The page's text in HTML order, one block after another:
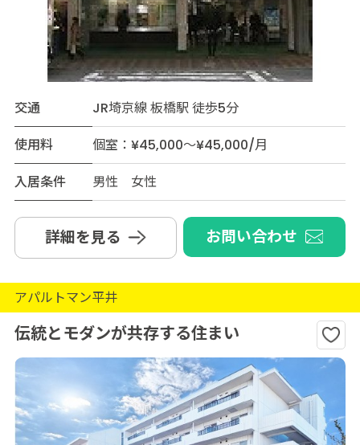
交通
JR埼京線 板橋駅 徒歩5分
使用料
個室：¥45,000～¥45,000/月
入居条件
男性 女性
詳細を見る お問い合わせ
アパルトマン平井
伝統とモダンが共存する住まい